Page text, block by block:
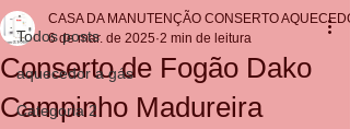
Todos posts
aquecedor a gás
Categoria 2
Conserto de Fogão Dako
Campinho Madureira
CASA DA MANUTENÇÃO CONSERTO
6 de mar. de 2025 2 min de leitura